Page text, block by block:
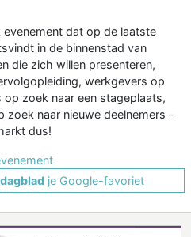
evenement dat op de laatste
in de binnenstad van
die zich willen presenteren,
werkgevers op
zoek naar een stageplaats,
zoek naar nieuwe deelnemers –
dus!
je Google-favoriet